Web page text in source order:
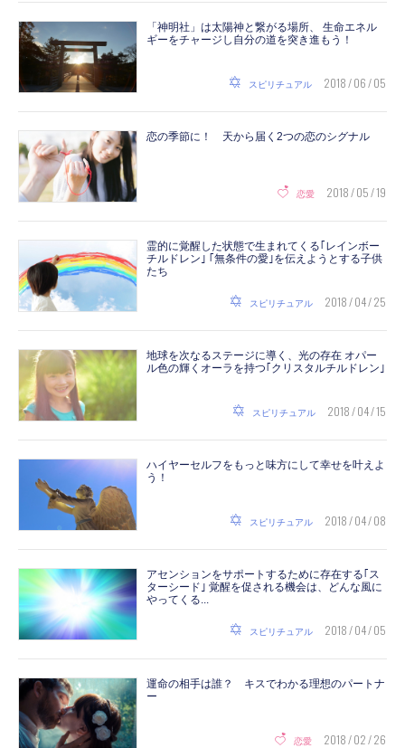
「神明社」は太陽神と繋がる場所、 生命エネル
ギーをチャージし自分の道を突き進もう！
スピリチュアル 2018 / 06 / 05
恋の季節に！ 天から届く2つの恋のシグナル
恋愛 2018 / 05 / 19
霊的に覚醒した状態で生まれてくる｢レインボー
チルドレン｣ ｢無条件の愛｣を伝えようとする子供
たち
スピリチュアル 2018 / 04 / 25
地球を次なるステージに導く、光の存在 オパー
ル色の輝くオーラを持つ｢クリスタルチルドレン｣
スピリチュアル 2018 / 04 / 15
ハイヤーセルフをもっと味方にして幸せを叶えよ
う！
スピリチュアル 2018 / 04 / 08
アセンションをサポートするために存在する｢ス
ターシード｣ 覚醒を促される機会は、どんな風に
やってくる...
スピリチュアル 2018 / 04 / 05
運命の相手は誰？ キスでわかる理想のパートナ
ー
恋愛 2018 / 02 / 26